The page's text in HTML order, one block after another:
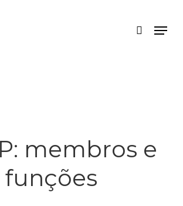
search
Menu
membros e
funções